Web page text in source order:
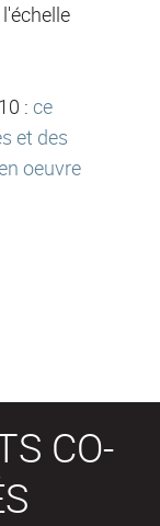
: ce
et des
oeuvre
CO-